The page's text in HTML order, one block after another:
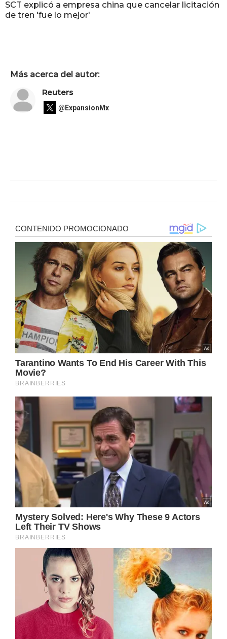
SCT explicó a empresa china que cancelar licitación
de tren 'fue lo mejor'
Más acerca del autor:
Reuters
@ExpansionMx